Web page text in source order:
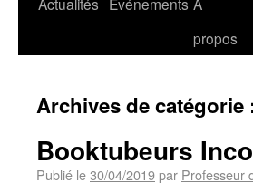
propos
Archives de
Booktubeurs
Publié le30/04/2019par Professeur